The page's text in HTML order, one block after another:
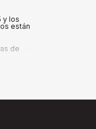
y los
están
de